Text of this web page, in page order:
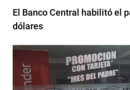
El Banco Central habilitó el
dólares